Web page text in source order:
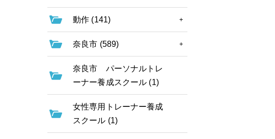
動作 (141)
奈良市 (589)
奈良市 パーソナルトレ
ーナー養成スクール (1)
女性専用トレーナー養成
スクール (1)